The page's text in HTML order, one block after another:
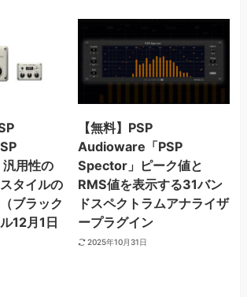
用性の
タイルの
ブラック
12月1日
【無料】PSP
Audioware「PSP
Spector」ピーク値と
RMS値を表示する31バン
ドスペクトラムアナライザ
ープラグイン
2025年10月31日